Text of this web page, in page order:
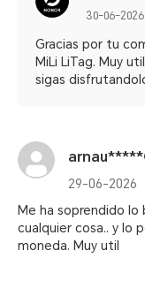
30-06-2026
Gracias por tu
MiLi LiTag. Muy
sigas
29-06-2026
Me ha soprendido
cualquier cosa.. y lo
moneda. Muy util